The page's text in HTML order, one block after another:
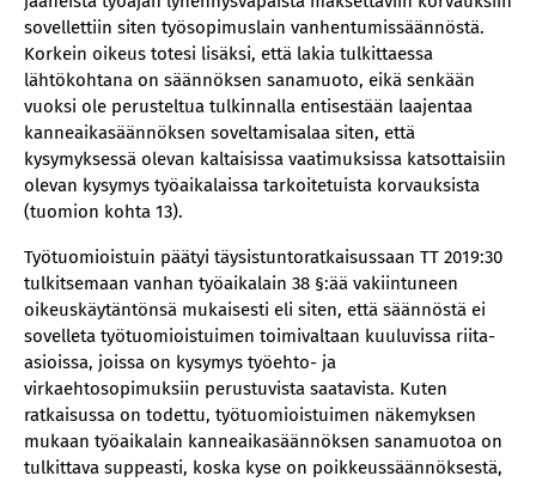
sovellettiin siten työsopimuslain vanhentumissäännöstä.
Korkein oikeus totesi lisäksi, että lakia tulkittaessa
lähtökohtana on säännöksen sanamuoto, eikä senkään
vuoksi ole perusteltua tulkinnalla entisestään laajentaa
kanneaikasäännöksen soveltamisalaa siten, että
kysymyksessä olevan kaltaisissa vaatimuksissa katsottaisiin
olevan kysymys työaikalaissa tarkoitetuista korvauksista
(tuomion kohta 13).
Työtuomioistuin päätyi täysistuntoratkaisussaan TT 2019:30
tulkitsemaan vanhan työaikalain 38 §:ää vakiintuneen
oikeuskäytäntönsä mukaisesti eli siten, että säännöstä ei
sovelleta työtuomioistuimen toimivaltaan kuuluvissa riita-
asioissa, joissa on kysymys työehto- ja
virkaehtosopimuksiin perustuvista saatavista. Kuten
ratkaisussa on todettu, työtuomioistuimen näkemyksen
mukaan työaikalain kanneaikasäännöksen sanamuotoa on
tulkittava suppeasti, koska kyse on poikkeussäännöksestä,